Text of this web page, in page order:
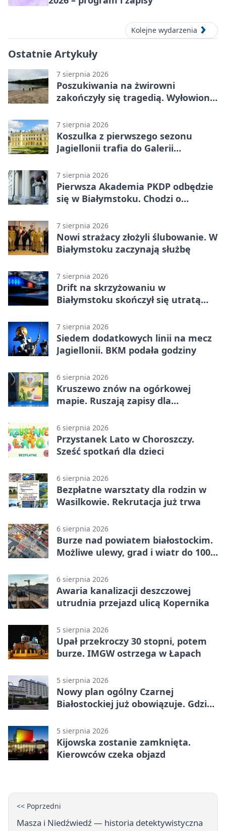
Kolejne wydarzenia
Ostatnie Artykuły
7 sierpnia 2026
Poszukiwania na żwirowni
zakończyły się tragedią. Wyłowiono
7 sierpnia 2026
Koszulka z pierwszego sezonu
Jagiellonii trafia do Galerii
7 sierpnia 2026
Pierwsza Akademia PKDP odbędzie
się w Białymstoku. Chodzi o
7 sierpnia 2026
Nowi strażacy złożyli ślubowanie. W
Białymstoku zaczynają służbę
7 sierpnia 2026
Drift na skrzyżowaniu w
Białymstoku skończył się utratą
7 sierpnia 2026
Siedem dodatkowych linii na mecz
Jagiellonii. BKM podała godziny
6 sierpnia 2026
Kruszewo znów na ogórkowej
mapie. Ruszają zapisy dla
6 sierpnia 2026
Przystanek Lato w Choroszczy.
Sześć spotkań dla dzieci
6 sierpnia 2026
Bezpłatne warsztaty dla rodzin w
Wasilkowie. Rekrutacja już trwa
6 sierpnia 2026
Burze nad powiatem białostockim.
Możliwe ulewy, grad i wiatr do 100
6 sierpnia 2026
Awaria kanalizacji deszczowej
utrudnia przejazd ulicą Kopernika
5 sierpnia 2026
Upał przekroczy 30 stopni, potem
burze. IMGW ostrzega w Łapach
5 sierpnia 2026
Nowy plan ogólny Czarnej
Białostockiej już obowiązuje. Gdzie
5 sierpnia 2026
Kijowska zostanie zamknięta.
Kierowców czeka objazd
<< Poprzedni
Masza i Niedźwiedź — historia detektywistyczna